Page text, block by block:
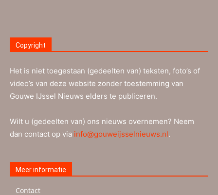
Copyright
Het is niet toegestaan (gedeelten van) teksten, foto’s of
video’s van deze website zonder toestemming van
Gouwe IJssel Nieuws elders te publiceren.
Wilt u (gedeelten van) ons nieuws overnemen? Neem
dan contact op via info@gouweijsselnieuws.nl.
Meer informatie
Contact